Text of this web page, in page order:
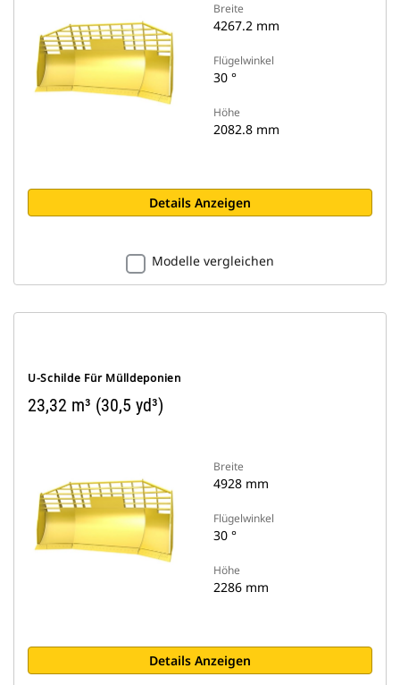
Breite
4267.2 mm
Flügelwinkel
30 °
Höhe
2082.8 mm
Details Anzeigen
Modelle vergleichen
U-Schilde Für Mülldeponien
23,32 m³ (30,5 yd³)
Breite
4928 mm
Flügelwinkel
30 °
Höhe
2286 mm
Details Anzeigen